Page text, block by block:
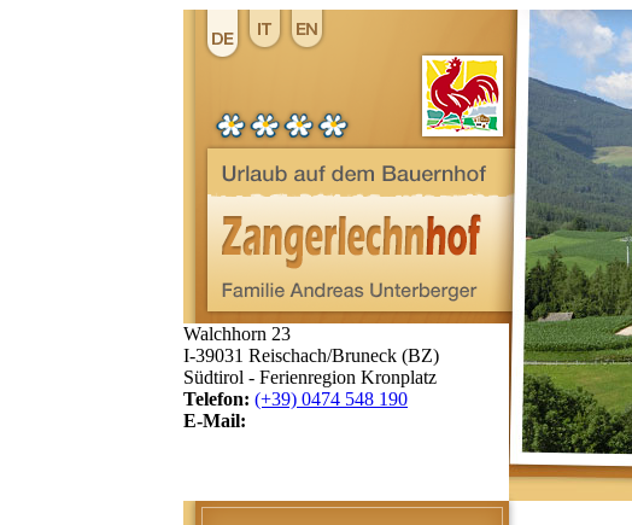
Walchhorn 23
I-39031 Reischach/Bruneck (BZ)
Südtirol - Ferienregion Kronplatz
Telefon: (+39) 0474 548 190
E-Mail: